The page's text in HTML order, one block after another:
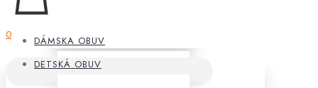
DÁMSKA OBUV
0
DETSKÁ OBUV